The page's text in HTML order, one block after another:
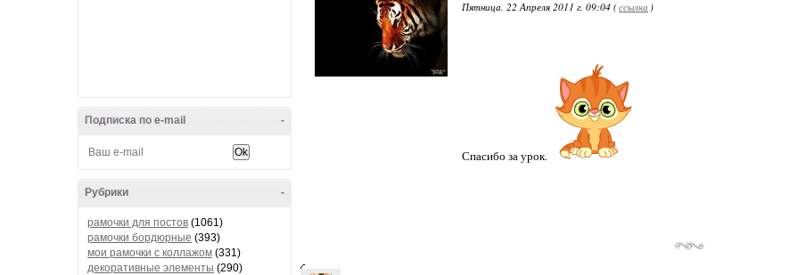
-
Подписка по e-mail
-
Рубрики
рамочки для постов (1061)
рамочки бордюрные (393)
мои рамочки с коллажом (331)
декоративные элементы (290)
Пятница, 22 Апреля 2011 г. 09:04 (ссылка )
Спасибо за урок.